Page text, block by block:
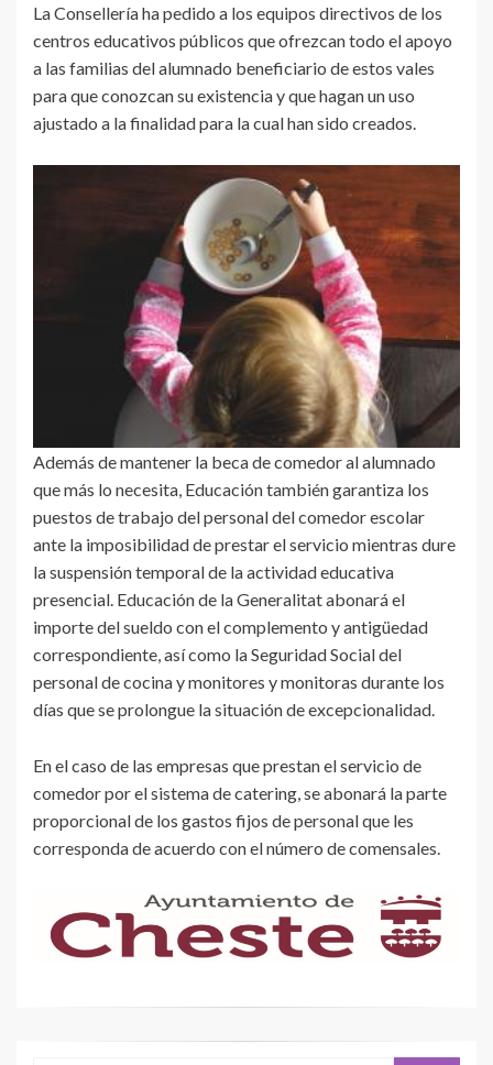
La Consellería ha pedido a los equipos directivos de los
centros educativos públicos que ofrezcan todo el apoyo
a las familias del alumnado beneficiario de estos vales
para que conozcan su existencia y que hagan un uso
ajustado a la finalidad para la cual han sido creados.
Además de mantener la beca de comedor al alumnado
que más lo necesita, Educación también garantiza los
puestos de trabajo del personal del comedor escolar
ante la imposibilidad de prestar el servicio mientras dure
la suspensión temporal de la actividad educativa
presencial. Educación de la Generalitat abonará el
importe del sueldo con el complemento y antigüedad
correspondiente, así como la Seguridad Social del
personal de cocina y monitores y monitoras durante los
días que se prolongue la situación de excepcionalidad.
En el caso de las empresas que prestan el servicio de
comedor por el sistema de catering, se abonará la parte
proporcional de los gastos fijos de personal que les
corresponda de acuerdo con el número de comensales.